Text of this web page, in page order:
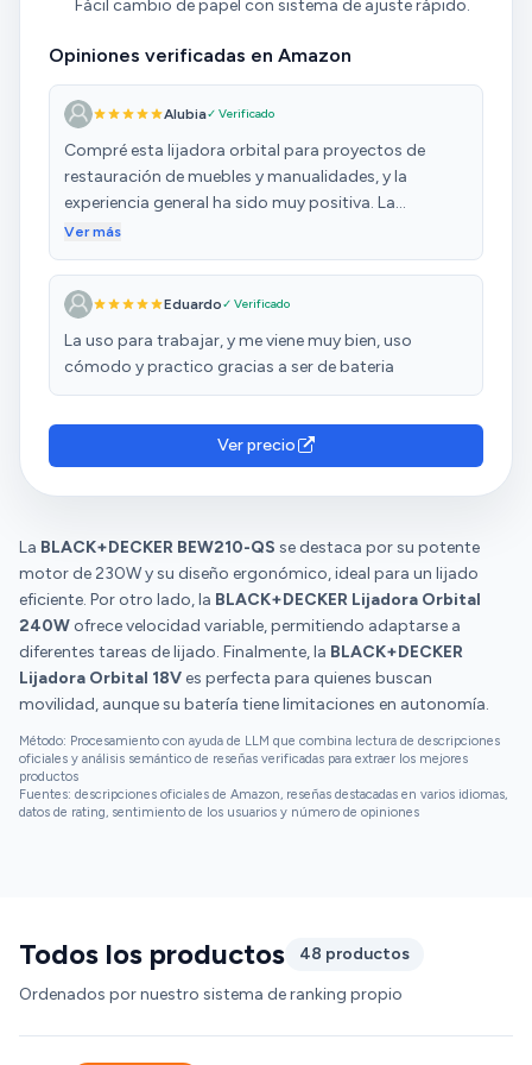
Fácil cambio de papel con sistema de ajuste rápido.
Opiniones verificadas en Amazon
Alubia✓ Verificado
Compré esta lijadora orbital para proyectos de
restauración de muebles y manualidades, y la
experiencia general ha sido muy positiva. La
herramienta es sencilla de utilizar, ofrece un lijado
bastante a mantener el área de trabajo limpia. El
plato de 125 mm y su velocidad de 12.000 rpm
permiten obtener un acabado uniforme en
superficies medianas y pequeñas. Además, su diseño
de BLACK+DECKER. El único inconveniente es que
cuenta con una sola velocidad, lo que puede limitar
batería ni cargador. Para usarla, adquirí por
separado el BLACK+DECKER Kit de Inicio
POWERCONNECT de 18V con batería de 2.0 Ah y
cargador rápido de 2 A (BDC2A20-QW). Según las
especificaciones, la batería debería ofrecer hasta 60
minutos de autonomía, pero en la práctica solo dura
unos 20 minutos. Considero que este escaso
puntual, y espero resolverlo con la adquisición de
una batería nueva. En cualquier caso, la lijadora en sí
me parece estupenda y la recomiendo para trabajos
Ver más
Eduardo✓ Verificado
La uso para trabajar, y me viene muy bien, uso
cómodo y practico gracias a ser de bateria
Ver precio
La BLACK+DECKER BEW210-QS se destaca por su potente
motor de 230W y su diseño ergonómico, ideal para un lijado
eficiente. Por otro lado, la BLACK+DECKER Lijadora Orbital
240W ofrece velocidad variable, permitiendo adaptarse a
diferentes tareas de lijado. Finalmente, la BLACK+DECKER
Lijadora Orbital 18V es perfecta para quienes buscan
movilidad, aunque su batería tiene limitaciones en autonomía.
Método: Procesamiento con ayuda de LLM que combina lectura de descripciones
oficiales y análisis semántico de reseñas verificadas para extraer los mejores
productos
Fuentes: descripciones oficiales de Amazon, reseñas destacadas en varios idiomas,
datos de rating, sentimiento de los usuarios y número de opiniones
Todos los productos
48 productos
Ordenados por nuestro sistema de ranking propio